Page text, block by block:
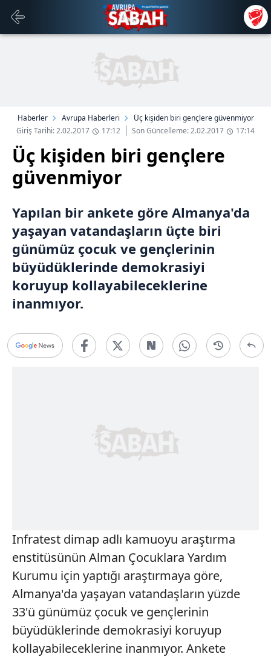
Haberler Avrupa Haberleri
Üç kişiden biri gençlere güvenmiyor
Giriş Tarihi: 2.02.2017
17:12 Son Güncelleme: 2.02.2017 17:14
Üç kişiden biri gençlere
güvenmiyor
Yapılan bir ankete göre Almanya'da
yaşayan vatandaşların üçte biri
günümüz çocuk ve gençlerinin
büyüdüklerinde demokrasiyi
koruyup kollayabileceklerine
inanmıyor.
Infratest dimap adlı kamuoyu araştırma
enstitüsünün Alman Çocuklara Yardım
Kurumu için yaptığı araştırmaya göre,
Almanya'da yaşayan vatandaşların yüzde
33'ü günümüz çocuk ve gençlerinin
büyüdüklerinde demokrasiyi koruyup
kollayabileceklerine inanmıyor. Ankete